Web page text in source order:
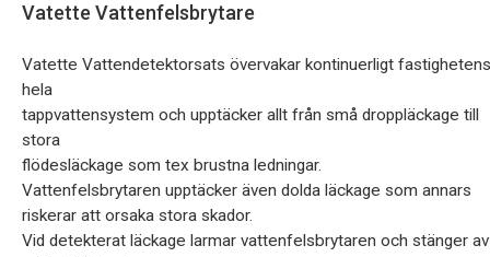
Vatette Vattenfelsbrytare
Vatette Vattendetektorsats övervakar kontinuerligt fastighetens
hela
tappvattensystem och upptäcker allt från små droppläckage till
stora
flödesläckage som tex brustna ledningar.
Vattenfelsbrytaren upptäcker även dolda läckage som annars
riskerar att orsaka stora skador.
Vid detekterat läckage larmar vattenfelsbrytaren och stänger av